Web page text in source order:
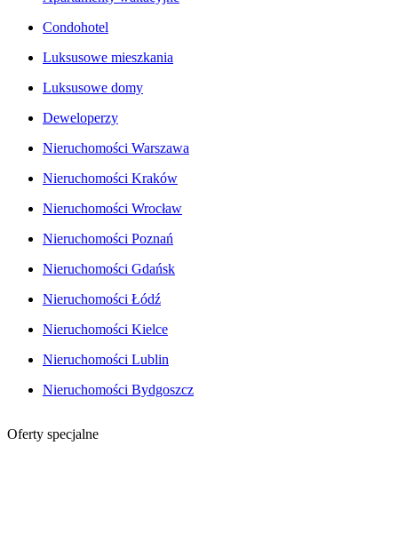
Condohotel
Luksusowe mieszkania
Luksusowe domy
Deweloperzy
Nieruchomości Warszawa
Nieruchomości Kraków
Nieruchomości Wrocław
Nieruchomości Poznań
Nieruchomości Gdańsk
Nieruchomości Łódź
Nieruchomości Kielce
Nieruchomości Lublin
Nieruchomości Bydgoszcz
Oferty specjalne